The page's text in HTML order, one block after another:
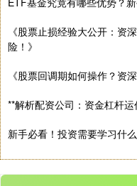
《股票止损经验大公开：资
险！》
《股票回调期如何操作？资
**解析配资公司：资金杠杆
新手必看！投资需要学习什